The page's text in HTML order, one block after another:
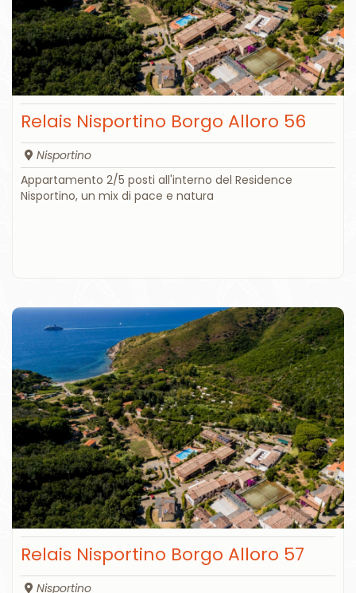
Relais Nisportino Borgo Alloro 56
Nisportino
Appartamento 2/5 posti all'interno del Residence
Nisportino, un mix di pace e natura
Relais Nisportino Borgo Alloro 57
Nisportino